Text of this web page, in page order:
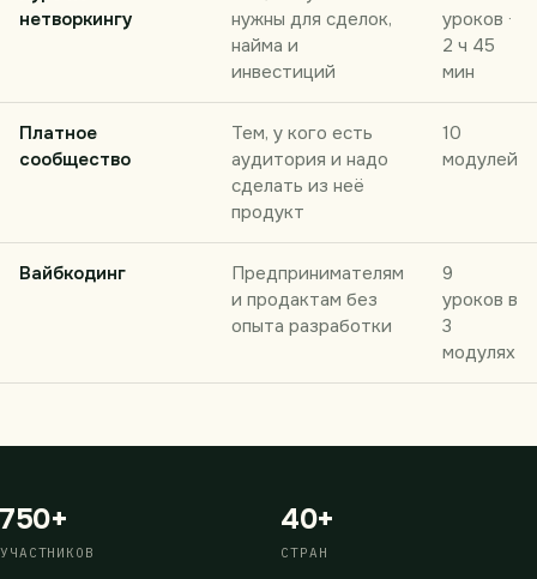
нетворкингу
нужны для сделок,
найма и
инвестиций
уроков ·
2 ч 45
мин
Платное
сообщество
Тем, у кого есть
аудитория и надо
сделать из неё
продукт
10
модулей
Вайбкодинг
Предпринимателям
и продактам без
опыта разработки
9
уроков в
3
модулях
750+
УЧАСТНИКОВ
40+
СТРАН